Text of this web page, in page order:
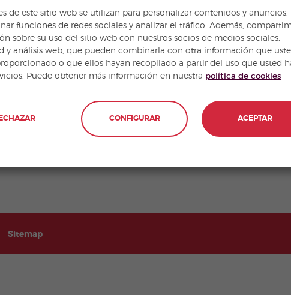
GRANADA: MUCHO EN
COMÚN
Una de las ciudades más bellas de España y una de
las ciudades con más personalidad de México
Ver artículo
Sitemap
de este sitio web se utilizan para personalizar contenidos y anuncios,
funciones de redes sociales y analizar el tráfico. Además,
sobre su uso del sitio web con nuestros socios de medios sociales,
y análisis web, que pueden combinarla con otra información que
o que ellos hayan recopilado a partir del uso que usted
Puede obtener más información en nuestra política de cookies
CONFIGURAR ACEPTAR